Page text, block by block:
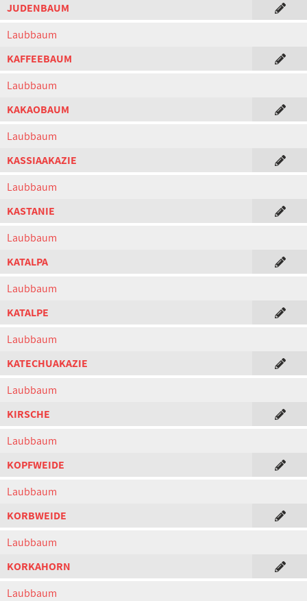
JUDENBAUM
Laubbaum
KAFFEEBAUM
Laubbaum
KAKAOBAUM
Laubbaum
KASSIAAKAZIE
Laubbaum
KASTANIE
Laubbaum
KATALPA
Laubbaum
KATALPE
Laubbaum
KATECHUAKAZIE
Laubbaum
KIRSCHE
Laubbaum
KOPFWEIDE
Laubbaum
KORBWEIDE
Laubbaum
KORKAHORN
Laubbaum